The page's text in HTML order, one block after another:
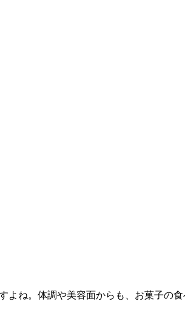
ね。体調や美容面からも、お菓子の